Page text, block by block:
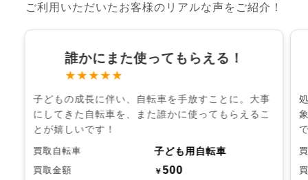
ご利用いただいたお客様のリアルな声をご紹介！
誰かにまた使ってもらえる！
★★★★★
子どもの成長に伴い、自転車を手放すことに。大事
にしてきた自転車を、また誰かに使ってもらえるこ
とが嬉しいです！
買取自転車 子ども用自転車
買取金額 ￥500